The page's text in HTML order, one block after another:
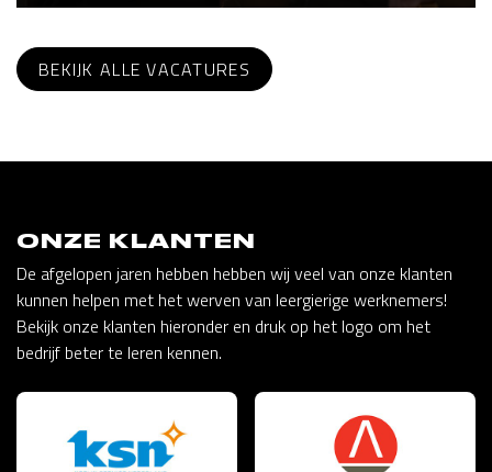
BEKIJK ALLE VACATURES
ONZE KLANTEN
De afgelopen jaren hebben hebben wij veel van onze klanten
kunnen helpen met het werven van leergierige werknemers!
Bekijk onze klanten hieronder en druk op het logo om het
bedrijf beter te leren kennen.